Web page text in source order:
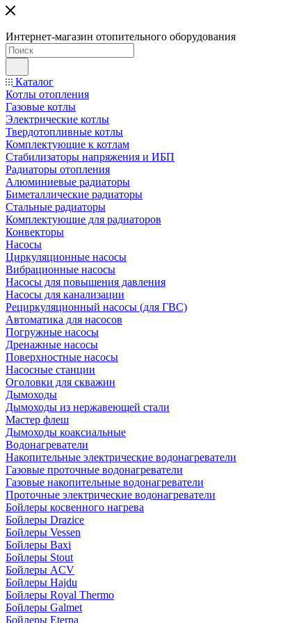
Интернет-магазин отопительного оборудования
Каталог
Котлы отопления
Газовые котлы
Электрические котлы
Твердотопливные котлы
Комплектующие к котлам
Стабилизаторы напряжения и ИБП
Радиаторы отопления
Алюминиевые радиаторы
Биметаллические радиаторы
Стальные радиаторы
Комплектующие для радиаторов
Конвекторы
Насосы
Циркуляционные насосы
Вибрационные насосы
Насосы для повышения давления
Насосы для канализации
Рециркуляционный насосы (для ГВС)
Автоматика для насосов
Погружные насосы
Дренажные насосы
Поверхностные насосы
Насосные станции
Оголовки для скважин
Дымоходы
Дымоходы из нержавеющей стали
Мастер флеш
Дымоходы коаксиальные
Водонагреватели
Накопительные электрические водонагреватели
Газовые проточные водонагреватели
Газовые накопительные водонагреватели
Проточные электрические водонагреватели
Бойлеры косвенного нагрева
Бойлеры Drazice
Бойлеры Vessen
Бойлеры Baxi
Бойлеры Stout
Бойлеры ACV
Бойлеры Hajdu
Бойлеры Royal Thermo
Бойлеры Galmet
Бойлеры Eterna